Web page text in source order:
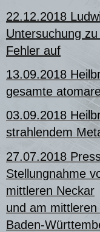
22.12.2018
Untersuchung
Fehler auf
13.09.2018
gesamte
03.09.2018
strahlendem
27.07.2018
Stellungnahme
mittleren Neckar
und am
Baden-